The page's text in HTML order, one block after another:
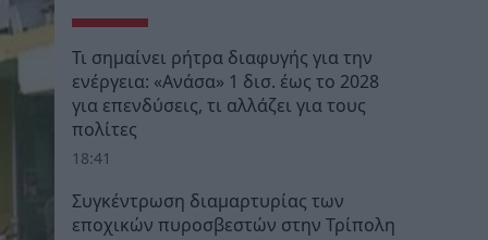
Τι σημαίνει ρήτρα διαφυγής για την
ενέργεια: «Ανάσα» 1 δισ. έως το 2028
για επενδύσεις, τι αλλάζει για τους
πολίτες
18:41
Συγκέντρωση διαμαρτυρίας των
εποχικών πυροσβεστών στην Τρίπολη